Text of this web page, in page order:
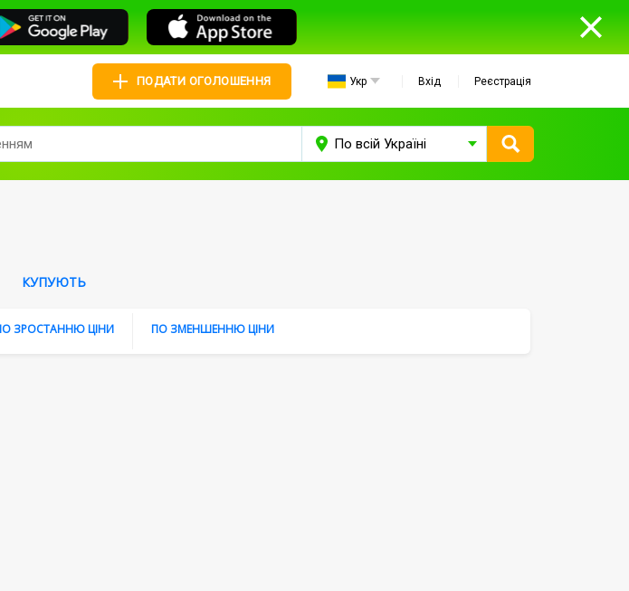
ПОДАТИ ОГОЛОШЕННЯ Укр Вхід Реєстрація
КУПУЮТЬ
ЗРОСТАННЮ ЦІНИ ПО ЗМЕНШЕННЮ ЦІНИ